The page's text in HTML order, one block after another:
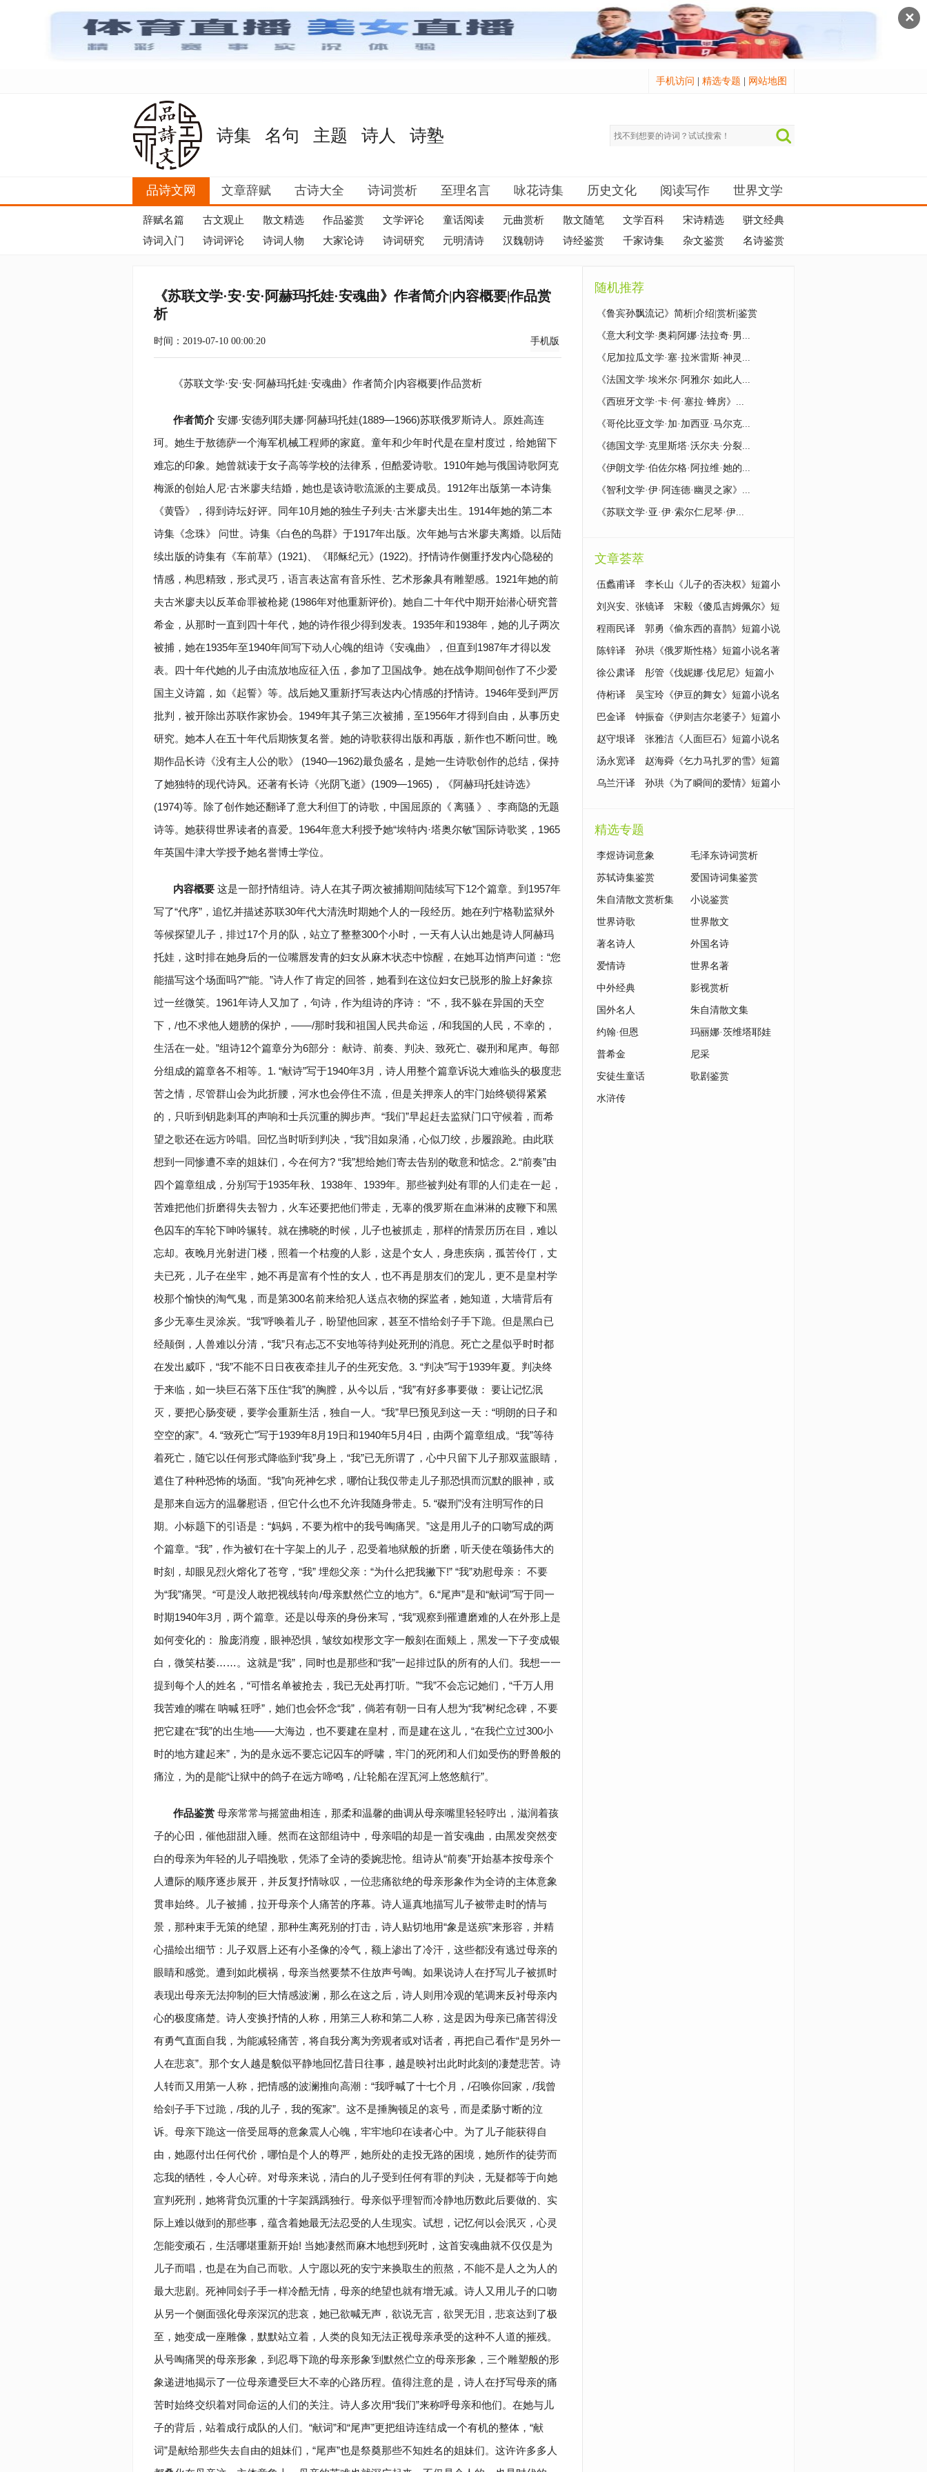
✕
手机访问 精选专题 网站地图
诗集 名句 主题 诗人 诗塾
品诗文网 文章辞赋 古诗大全 诗词赏析 至理名言 咏花诗集 历史文化 阅读写作 世界文学
辞赋名篇 古文观止 散文精选 作品鉴赏 文学评论 童话阅读 元曲赏析 散文随笔 文学百科 宋诗精选
骈文经典
诗词入门
诗词评论 诗词人物 大家论诗 诗词研究 元明清诗 汉魏朝诗 诗经鉴赏 千家诗集 杂文鉴赏 名诗鉴赏
《苏联文学·安·安·阿赫玛托娃·安魂曲》作者简介|内容概要|作品赏
析
时间：2019-07-10 00:00:20 手机版
《苏联文学·安·安·阿赫玛托娃·安魂曲》作者简介|内容概要|作品赏析
作者简介安娜·安德列耶夫娜·阿赫玛托娃(1889—1966)苏联俄罗斯诗人。原姓高连
珂。她生于敖德萨一个海军机械工程师的家庭。童年和少年时代是在皇村度过，给她留下
难忘的印象。她曾就读于女子高等学校的法律系，但酷爱诗歌。1910年她与俄国诗歌阿克
梅派的创始人尼·古米廖夫结婚，她也是该诗歌流派的主要成员。1912年出版第一本诗集
《黄昏》，得到诗坛好评。同年10月她的独生子列夫·古米廖夫出生。1914年她的第二本
诗集《念珠》 问世。诗集《白色的鸟群》于1917年出版。次年她与古米廖夫离婚。以后陆
续出版的诗集有《车前草》(1921)、《耶稣纪元》(1922)。抒情诗作侧重抒发内心隐秘的
情感，构思精致，形式灵巧，语言表达富有音乐性、艺术形象具有雕塑感。1921年她的前
夫古米廖夫以反革命罪被枪毙 (1986年对他重新评价)。她自二十年代中期开始潜心研究普
希金，从那时一直到四十年代，她的诗作很少得到发表。1935年和1938年，她的儿子两次
被捕，她在1935年至1940年间写下动人心魄的组诗《安魂曲》，但直到1987年才得以发
表。四十年代她的儿子由流放地应征入伍，参加了卫国战争。她在战争期间创作了不少爱
国主义诗篇，如《起誓》等。战后她又重新抒写表达内心情感的抒情诗。1946年受到严厉
批判，被开除出苏联作家协会。1949年其子第三次被捕，至1956年才得到自由，从事历史
研究。她本人在五十年代后期恢复名誉。她的诗歌获得出版和再版，新作也不断问世。晚
期作品长诗《没有主人公的歌》 (1940—1962)最负盛名，是她一生诗歌创作的总结，保持
了她独特的现代诗风。还著有长诗《光阴飞逝》(1909—1965)，《阿赫玛托娃诗选》
(1974)等。除了创作她还翻译了意大利但丁的诗歌，中国屈原的《 离骚 》、李商隐的无题
诗等。她获得世界读者的喜爱。1964年意大利授予她“埃特内·塔奥尔敏”国际诗歌奖，1965
年英国牛津大学授予她名誉博士学位。
内容概要 这是一部抒情组诗。诗人在其子两次被捕期间陆续写下12个篇章。到1957年
写了“代序”，追忆并描述苏联30年代大清洗时期她个人的一段经历。她在列宁格勒监狱外
等候探望儿子，排过17个月的队，站立了整整300个小时，一天有人认出她是诗人阿赫玛
托娃，这时排在她身后的一位嘴唇发青的妇女从麻木状态中惊醒，在她耳边悄声问道：“您
能描写这个场面吗?”“能。”诗人作了肯定的回答，她看到在这位妇女已脱形的脸上好象掠
过一丝微笑。1961年诗人又加了，句诗，作为组诗的序诗： “不，我不躲在异国的天空
下，/也不求他人翅膀的保护，——/那时我和祖国人民共命运，/和我国的人民，不幸的，
生活在一处。”组诗12个篇章分为6部分： 献诗、前奏、判决、致死亡、磔刑和尾声。每部
分组成的篇章各不相等。1. “献诗”写于1940年3月，诗人用整个篇章诉说大难临头的极度悲
苦之情，尽管群山会为此折腰，河水也会停住不流，但是关押亲人的牢门始终锁得紧紧
的，只听到钥匙刺耳的声响和士兵沉重的脚步声。“我们”早起赶去监狱门口守候着，而希
望之歌还在远方吟唱。回忆当时听到判决，“我”泪如泉涌，心似刀绞，步履踉跄。由此联
想到一同惨遭不幸的姐妹们，今在何方? “我”想给她们寄去告别的敬意和惦念。2.“前奏”由
四个篇章组成，分别写于1935年秋、1938年、1939年。那些被判处有罪的人们走在一起，
苦难把他们折磨得失去智力，火车还要把他们带走，无辜的俄罗斯在血淋淋的皮鞭下和黑
色囚车的车轮下呻吟辗转。就在拂晓的时候，儿子也被抓走，那样的情景历历在目，难以
忘却。夜晚月光射进门楼，照着一个枯瘦的人影，这是个女人，身患疾病，孤苦伶仃，丈
夫已死，儿子在坐牢，她不再是富有个性的女人，也不再是朋友们的宠儿，更不是皇村学
校那个愉快的淘气鬼，而是第300名前来给犯人送点衣物的探监者，她知道，大墙背后有
多少无辜生灵涂炭。“我”呼唤着儿子，盼望他回家，甚至不惜给刽子手下跪。但是黑白已
经颠倒，人兽难以分清，“我”只有忐忑不安地等待判处死刑的消息。死亡之星似乎时时都
在发出威吓，“我”不能不日日夜夜牵挂儿子的生死安危。3. “判决”写于1939年夏。判决终
于来临，如一块巨石落下压住“我”的胸膛，从今以后，“我”有好多事要做： 要让记忆泯
灭，要把心肠变硬，要学会重新生活，独自一人。“我”早巳预见到这一天：“明朗的日子和
空空的家”。4. “致死亡”写于1939年8月19日和1940年5月4日，由两个篇章组成。“我”等待
着死亡，随它以任何形式降临到“我”身上，“我”已无所谓了，心中只留下儿子那双蓝眼睛，
遮住了种种恐怖的场面。“我”向死神乞求，哪怕让我仅带走儿子那恐惧而沉默的眼神，或
是那来自远方的温馨慰语，但它什么也不允许我随身带走。5. “磔刑”没有注明写作的日
期。小标题下的引语是：“妈妈，不要为棺中的我号啕痛哭。”这是用儿子的口吻写成的两
个篇章。“我”，作为被钉在十字架上的儿子，忍受着地狱般的折磨，听天使在颂扬伟大的
时刻，却眼见烈火熔化了苍穹，“我” 埋怨父亲：“为什么把我撇下!” “我”劝慰母亲： 不要
为“我”痛哭。“可是没人敢把视线转向/母亲默然伫立的地方”。6.“尾声”是和“献词”写于同一
时期1940年3月，两个篇章。还是以母亲的身份来写，“我”观察到罹遭磨难的人在外形上是
如何变化的： 脸庞消瘦，眼神恐惧，皱纹如楔形文字一般刻在面颊上，黑发一下子变成银
白，微笑枯萎……。这就是“我”，同时也是那些和“我”一起排过队的所有的人们。我想一一
提到每个人的姓名，“可惜名单被抢去，我已无处再打听。”“我”不会忘记她们，“千万人用
我苦难的嘴在 呐喊狂呼”，她们也会怀念“我”，倘若有朝一日有人想为“我”树纪念碑，不要
把它建在“我”的出生地——大海边，也不要建在皇村，而是建在这儿，“在我伫立过300小
时的地方建起来”，为的是永远不要忘记囚车的呼啸，牢门的死闭和人们如受伤的野兽般的
痛泣，为的是能“让狱中的鸽子在远方啼鸣，/让轮船在涅瓦河上悠悠航行”。
作品鉴赏 母亲常常与摇篮曲相连，那柔和温馨的曲调从母亲嘴里轻轻哼出，滋润着孩
子的心田，催他甜甜入睡。然而在这部组诗中，母亲唱的却是一首安魂曲，由黑发突然变
白的母亲为年轻的儿子唱挽歌，凭添了全诗的委婉悲怆。组诗从“前奏”开始基本按母亲个
人遭际的顺序逐步展开，并反复抒情咏叹，一位悲痛欲绝的母亲形象作为全诗的主体意象
贯串始终。儿子被捕，拉开母亲个人痛苦的序幕。诗人逼真地描写儿子被带走时的情与
景，那种束手无策的绝望，那种生离死别的打击，诗人贴切地用“象是送殡”来形容，并精
心描绘出细节：儿子双唇上还有小圣像的冷气，额上渗出了冷汗，这些都没有逃过母亲的
眼睛和感觉。遭到如此横祸，母亲当然要禁不住放声号啕。如果说诗人在抒写儿子被抓时
表现出母亲无法抑制的巨大情感波澜，那么在这之后，诗人则用冷观的笔调来反衬母亲内
心的极度痛楚。诗人变换抒情的人称，用第三人称和第二人称，这是因为母亲已痛苦得没
有勇气直面自我，为能减轻痛苦，将自我分离为旁观者或对话者，再把自己看作“是另外一
人在悲哀”。那个女人越是貌似平静地回忆昔日往事，越是映衬出此时此刻的凄楚悲苦。诗
人转而又用第一人称，把情感的波澜推向高潮：“我呼喊了十七个月，/召唤你回家，/我曾
给刽子手下过跪，/我的儿子，我的冤家”。这不是捶胸顿足的哀号，而是柔肠寸断的泣
诉。母亲下跪这一倍受屈辱的意象震人心魄，牢牢地印在读者心中。为了儿子能获得自
由，她愿付出任何代价，哪怕是个人的尊严，她所处的走投无路的困境，她所作的徒劳而
忘我的牺牲，令人心碎。对母亲来说，清白的儿子受到任何有罪的判决，无疑都等于向她
宣判死刑，她将背负沉重的十字架踽踽独行。母亲似乎理智而冷静地历数此后要做的、实
际上难以做到的那些事，蕴含着她最无法忍受的人生现实。试想，记忆何以会泯灭，心灵
怎能变顽石，生活哪堪重新开始! 当她凄然而麻木地想到死时，这首安魂曲就不仅仅是为
儿子而唱，也是在为自己而歌。人宁愿以死的安宁来换取生的煎熬，不能不是人之为人的
最大悲剧。死神同刽子手一样冷酷无情，母亲的绝望也就有增无减。诗人又用儿子的口吻
从另一个侧面强化母亲深沉的悲哀，她已欲喊无声，欲说无言，欲哭无泪，悲哀达到了极
至，她变成一座雕像，默默站立着，人类的良知无法正视母亲承受的这种不人道的摧残。
从号啕痛哭的母亲形象，到忍辱下跪的母亲形象’到默然伫立的母亲形象，三个雕塑般的形
象递进地揭示了一位母亲遭受巨大不幸的心路历程。值得注意的是，诗人在抒写母亲的痛
苦时始终交织着对同命运的人们的关注。诗人多次用“我们”来称呼母亲和他们。在她与儿
子的背后，站着成行成队的人们。“献词”和“尾声”更把组诗连结成一个有机的整体，“献
词”是献给那些失去自由的姐妹们，“尾声”也是祭奠那些不知姓名的姐妹们。这许许多多人
随机推荐
《鲁宾孙飘流记》简析|介绍|赏析|鉴赏
《意大利文学·奥莉阿娜·法拉奇·男...
《尼加拉瓜文学·塞·拉米雷斯·神灵...
《法国文学·埃米尔·阿雅尔·如此人...
《西班牙文学·卡·何·塞拉·蜂房》...
《哥伦比亚文学·加·加西亚·马尔克...
《德国文学·克里斯塔·沃尔夫·分裂...
《伊朗文学·伯佐尔格·阿拉维·她的...
《智利文学·伊·阿连德·幽灵之家》...
《苏联文学·亚·伊·索尔仁尼琴·伊...
文章荟萃
伍蠡甫译 李长山《儿子的否决权》短篇小
说名著鉴赏
刘兴安、张镜译 宋毅《傻瓜吉姆佩尔》短
篇小说名著鉴赏
程雨民译 郭勇《偷东西的喜鹊》短篇小说
名著鉴赏
陈锌译 孙珙《俄罗斯性格》短篇小说名著
鉴赏
徐公肃译 彤管《伐妮娜·伐尼尼》短篇小
说名著鉴赏
侍桁译 吴宝玲《伊豆的舞女》短篇小说名
著鉴赏
巴金译 钟振奋《伊则吉尔老婆子》短篇小
说名著鉴赏
赵守垠译 张雅洁《人面巨石》短篇小说名
著鉴赏
汤永宽译 赵海舜《乞力马扎罗的雪》短篇
小说名著鉴赏
乌兰汗译 孙珙《为了瞬间的爱情》短篇小
精选专题
李煜诗词意象 毛泽东诗词赏析
苏轼诗集鉴赏 爱国诗词集鉴赏
朱自清散文赏析集 小说鉴赏
世界诗歌 世界散文
著名诗人 外国名诗
爱情诗 世界名著
中外经典 影视赏析
国外名人 朱自清散文集
约翰·但恩 玛丽娜·茨维塔耶娃
普希金 尼采
安徒生童话 歌剧鉴赏
水浒传